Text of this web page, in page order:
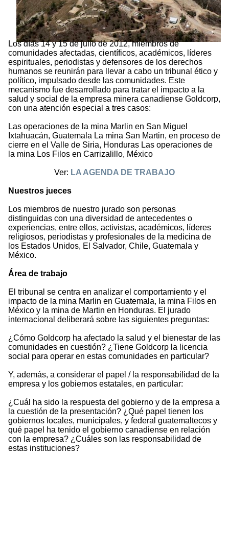
Los días 14 y 15 de julio de 2012, miembros de
comunidades afectadas, científicos, académicos, líderes
espirituales, periodistas y defensores de los derechos
humanos se reunirán para llevar a cabo un tribunal ético y
político, impulsado desde las comunidades. Este
mecanismo fue desarrollado para tratar el impacto a la
salud y social de la empresa minera canadiense Goldcorp,
con una atención especial a tres casos:
Las operaciones de la mina Marlin en San Miguel
Ixtahuacán, Guatemala La mina San Martin, en proceso de
cierre en el Valle de Siria, Honduras Las operaciones de
la mina Los Filos en Carrizalillo, México
Ver: LA AGENDA DE TRABAJO
Nuestros jueces
Los miembros de nuestro jurado son personas
distinguidas con una diversidad de antecedentes o
experiencias, entre ellos, activistas, académicos, líderes
religiosos, periodistas y profesionales de la medicina de
los Estados Unidos, El Salvador, Chile, Guatemala y
México.
Área de trabajo
El tribunal se centra en analizar el comportamiento y el
impacto de la mina Marlin en Guatemala, la mina Filos en
México y la mina de Martin en Honduras. El jurado
internacional deliberará sobre las siguientes preguntas:
¿Cómo Goldcorp ha afectado la salud y el bienestar de las
comunidades en cuestión? ¿Tiene Goldcorp la licencia
social para operar en estas comunidades en particular?
Y, además, a considerar el papel / la responsabilidad de la
empresa y los gobiernos estatales, en particular:
¿Cuál ha sido la respuesta del gobierno y de la empresa a
la cuestión de la presentación? ¿Qué papel tienen los
gobiernos locales, municipales, y federal guatemaltecos y
qué papel ha tenido el gobierno canadiense en relación
con la empresa? ¿Cuáles son las responsabilidad de
estas instituciones?